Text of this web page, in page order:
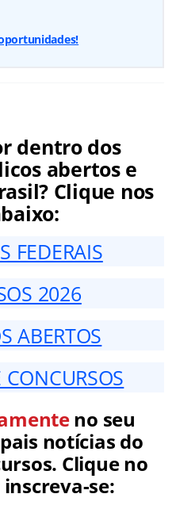
dentro dos
abertos e
Clique nos
FEDERAIS
2026
ABERTOS
no seu
notícias do
Clique no
se: